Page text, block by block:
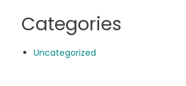
Categories
Uncategorized